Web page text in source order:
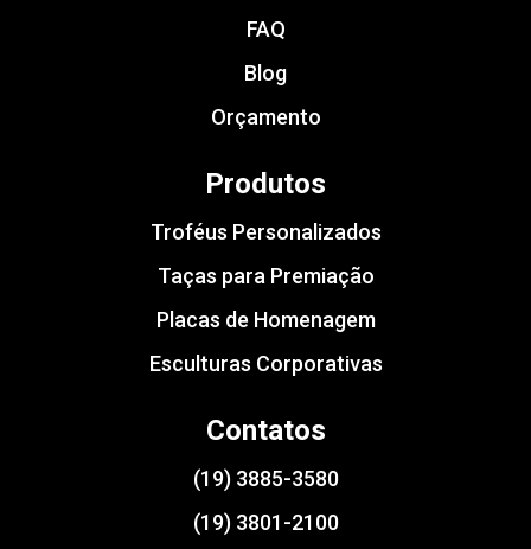
FAQ
Blog
Orçamento
Produtos
Troféus Personalizados
Taças para Premiação
Placas de Homenagem
Esculturas Corporativas
Contatos
(19) 3885-3580
(19) 3801-2100